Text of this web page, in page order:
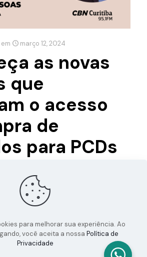
em março 12, 2024
as novas
que
o acesso
de
para PCDs
Nova lei do Estado do Paraná
do valor para compra de automóveis
Leia mais
para melhorar sua experiência. Ao
você aceita a nossa Política de
Privacidade